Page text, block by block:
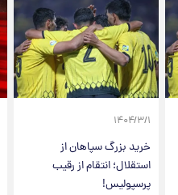
۱۴۰۴/۳/۱
خرید بزرگ سپاهان از
استقلال؛ انتقام از رقیب
پرسپولیس!